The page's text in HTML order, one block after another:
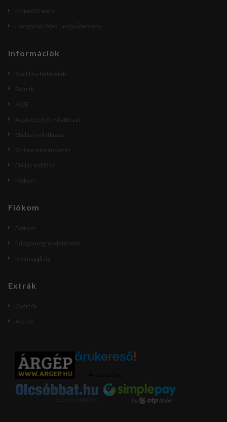
Maped Creativ
Hungarian Web Linkgyűjtemény
Információk
Szállítási feltételek
Rólunk
ÁSZF
Adatvédelmi nyilatkozat
Elállási nyilatkozat
Online vitarendezés
Elállás indítása
Fiókom
Fiókom
Fiókom
Eddigi megrendeléseim
Kívánságlista
Extrák
Gyártók
Akciók